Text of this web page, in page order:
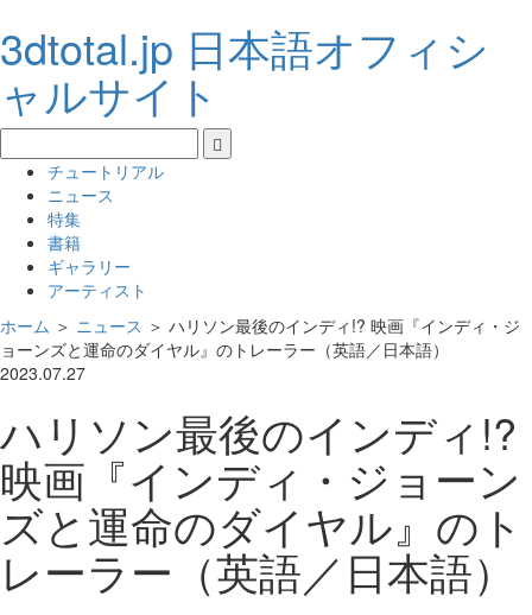
3dtotal.jp 日本語オフィシ
ャルサイト
チュートリアル
ニュース
特集
書籍
ギャラリー
アーティスト
ホーム ＞ ニュース ＞ ハリソン最後のインディ!? 映画『インディ・ジ
ョーンズと運命のダイヤル』のトレーラー（英語／日本語）
2023.07.27
ハリソン最後のインディ!?
映画『インディ・ジョーン
ズと運命のダイヤル』のト
レーラー（英語／日本語）